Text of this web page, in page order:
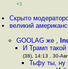
+1
Скрыто
великий
GOOLAG же ,
И Трамп
(38), 14:13 , 30-
Тьфу ты, ну